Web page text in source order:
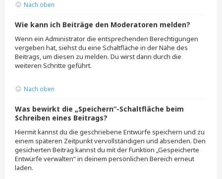
Nach oben
Wie kann ich Beiträge den Moderatoren melden?
Wenn ein Administrator die entsprechenden Berechtigungen
vergeben hat, siehst du eine Schaltfläche in der Nähe des
Beitrags, um diesen zu melden. Du wirst dann durch die
weiteren Schritte geführt.
Nach oben
Was bewirkt die „Speichern“-Schaltfläche beim
Schreiben eines Beitrags?
Hiermit kannst du die geschriebene Entwürfe speichern und zu
einem späteren Zeitpunkt vervollständigen und absenden. Den
gesicherten Beitrag kannst du mit der Funktion „Gespeicherte
Entwürfe verwalten“ in deinem persönlichen Bereich erneut
laden.